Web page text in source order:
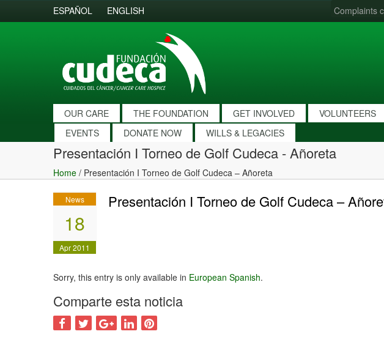
ESPAÑOL ENGLISH Complaints
OUR CARE THE FOUNDATION GET INVOLVED VOLUNTEERS
EVENTS
DONATE NOW WILLS & LEGACIES
Presentación I Torneo de Golf Cudeca - Añoreta
Home / Presentación I Torneo de Golf Cudeca – Añoreta
News
18
Apr 2011
Presentación I Torneo de Golf Cudeca –
Sorry, this entry is only available in European Spanish.
Comparte esta noticia